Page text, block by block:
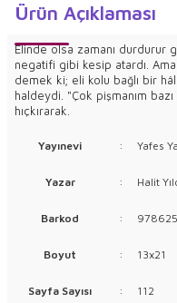
Ürün Açıklaması
Elinde olsa zamanı durdurur
negatifi gibi kesip atardı.
demek ki; eli kolu bağlı bir
haldeydi. "Çok pişmanım
hıçkırarak.
Yayınevi : Yafes
Yazar : Halit
Barkod :
Boyut : 13x21
Sayfa Sayısı : 112